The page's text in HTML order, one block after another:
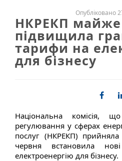
Опубліковано
НКРЕКП майже
підвищила
тарифи на
для бізнесу
Національна комісія,
регулювання у сферах
послуг (НКРЕКП)
червня встановила
електроенергію для бізнесу.